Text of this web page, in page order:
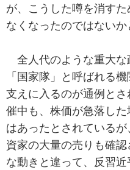
が、こうした噂を消す
なくなったのではないか
全人代のような重大な
「国家隊」と呼ばれる
支えに入るのが通例と
催中も、株価が急落し
はあったとされている
資家の大量の売りも確
な動きと違って、反習